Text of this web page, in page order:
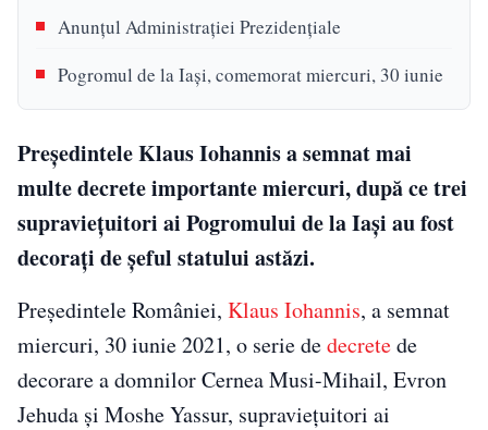
Anunțul Administrației Prezidențiale
Pogromul de la Iași, comemorat miercuri, 30 iunie
Președintele Klaus Iohannis a semnat mai
multe decrete importante miercuri, după ce trei
supraviețuitori ai Pogromului de la Iași au fost
decorați de șeful statului astăzi.
Președintele României, Klaus Iohannis, a semnat
miercuri, 30 iunie 2021, o serie dedecretede
decorare a domnilor Cernea Musi-Mihail, Evron
Jehuda și Moshe Yassur, supraviețuitori ai